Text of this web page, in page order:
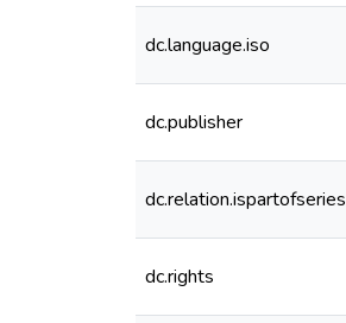
dc.language.iso
dc.publisher
dc.relation.ispartofseries
dc.rights